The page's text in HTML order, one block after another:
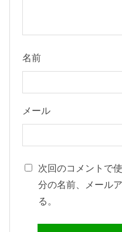
名前
メール
次回のコメントで
分の名前、メール
る。